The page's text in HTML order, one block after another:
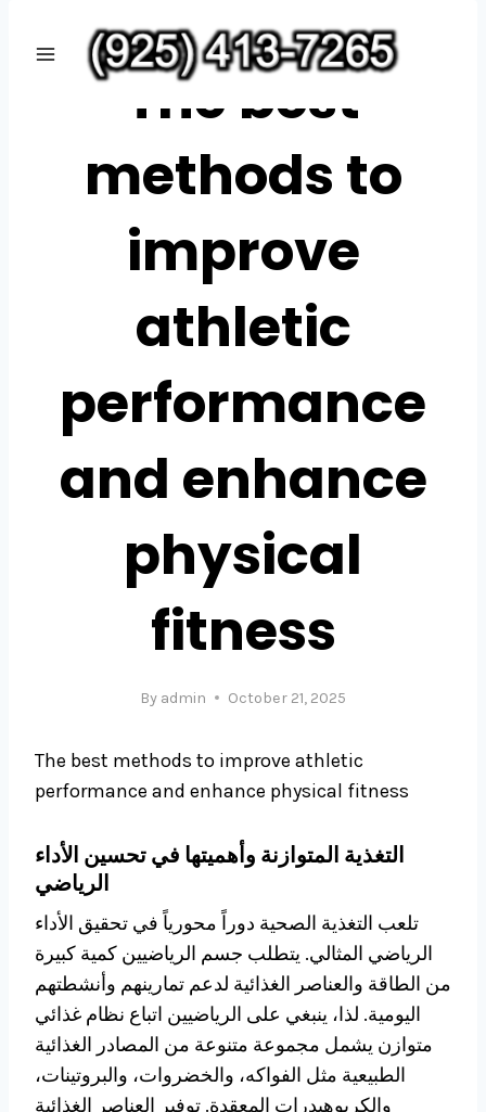
PUBLIC
The best
methods to
improve
athletic
performance
and enhance
physical
fitness
By admin October 21, 2025
The best methods to improve athletic
performance and enhance physical fitness
التغذية المتوازنة وأهميتها في تحسين الأداء
الرياضي
تلعب التغذية الصحية دوراً محورياً في تحقيق الأداء
الرياضي المثالي. يتطلب جسم الرياضيين كمية كبيرة
من الطاقة والعناصر الغذائية لدعم تمارينهم وأنشطتهم
اليومية. لذا، ينبغي على الرياضيين اتباع نظام غذائي
متوازن يشمل مجموعة متنوعة من المصادر الغذائية
الطبيعية مثل الفواكه، والخضروات، والبروتينات،
والكربوهيدرات المعقدة. توفير العناصر الغذائية